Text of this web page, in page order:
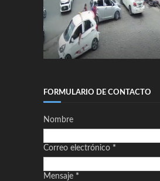
FORMULARIO DE CONTACTO
Nombre
Correo electrónico *
Mensaje *